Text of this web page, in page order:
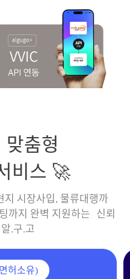
맞춤형
비스 🚀
지 시장사입, 물류대행까
까지 완벽 지원하는 신뢰
.구.고
허소유)